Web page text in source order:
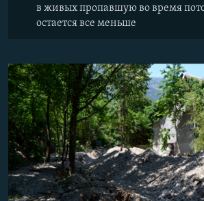
в живых пропавшую во время
остается все меньше